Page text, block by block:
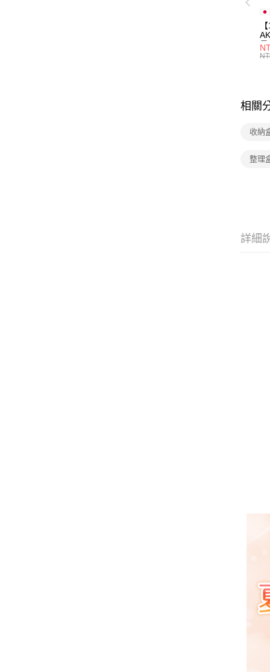
量
相關
收納
整理
詳細